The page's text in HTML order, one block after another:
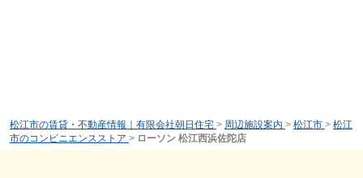
松江市の賃貸・不動産情報｜有限会社朝日住宅 > 周辺施設案内 > 松江市 > 松江
市のコンビニエンスストア > ローソン 松江西浜佐陀店